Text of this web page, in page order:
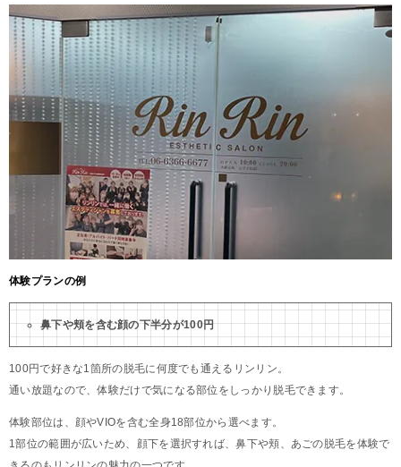
体験プランの例
鼻下や頬を含む顔の下半分が100円
100円で好きな1箇所の脱毛に何度でも通えるリンリン。
通い放題なので、体験だけで気になる部位をしっかり脱毛できます。
体験部位は、顔やVIOを含む全身18部位から選べます。
1部位の範囲が広いため、顔下を選択すれば、鼻下や頬、あごの脱毛を体験で